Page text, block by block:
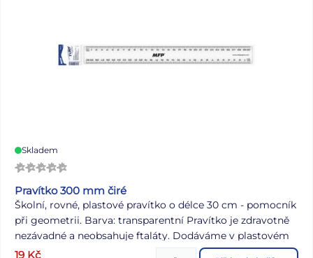
Skladem
Pravítko 300 mm čiré
Školní, rovné, plastové pravítko o délce 30 cm - pomocník
při geometrii. Barva: transparentní Pravítko je zdravotně
nezávadné a neobsahuje ftaláty. Dodáváme v plastovém
balení se závěsem. Uvedená cena je za 1 ks.
19 Kč